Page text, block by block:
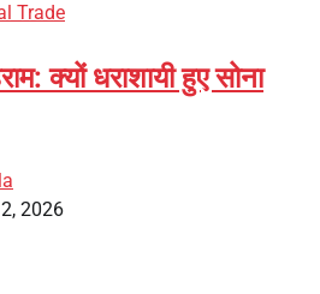
Trade
क्यों धराशायी हुए सोना
2026